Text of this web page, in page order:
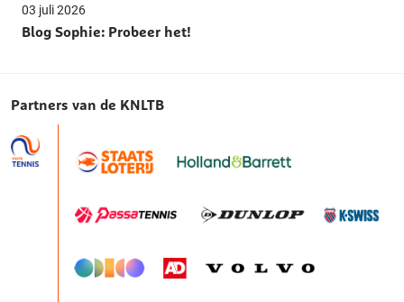
03 juli 2026
Blog Sophie: Probeer het!
Partners van de KNLTB